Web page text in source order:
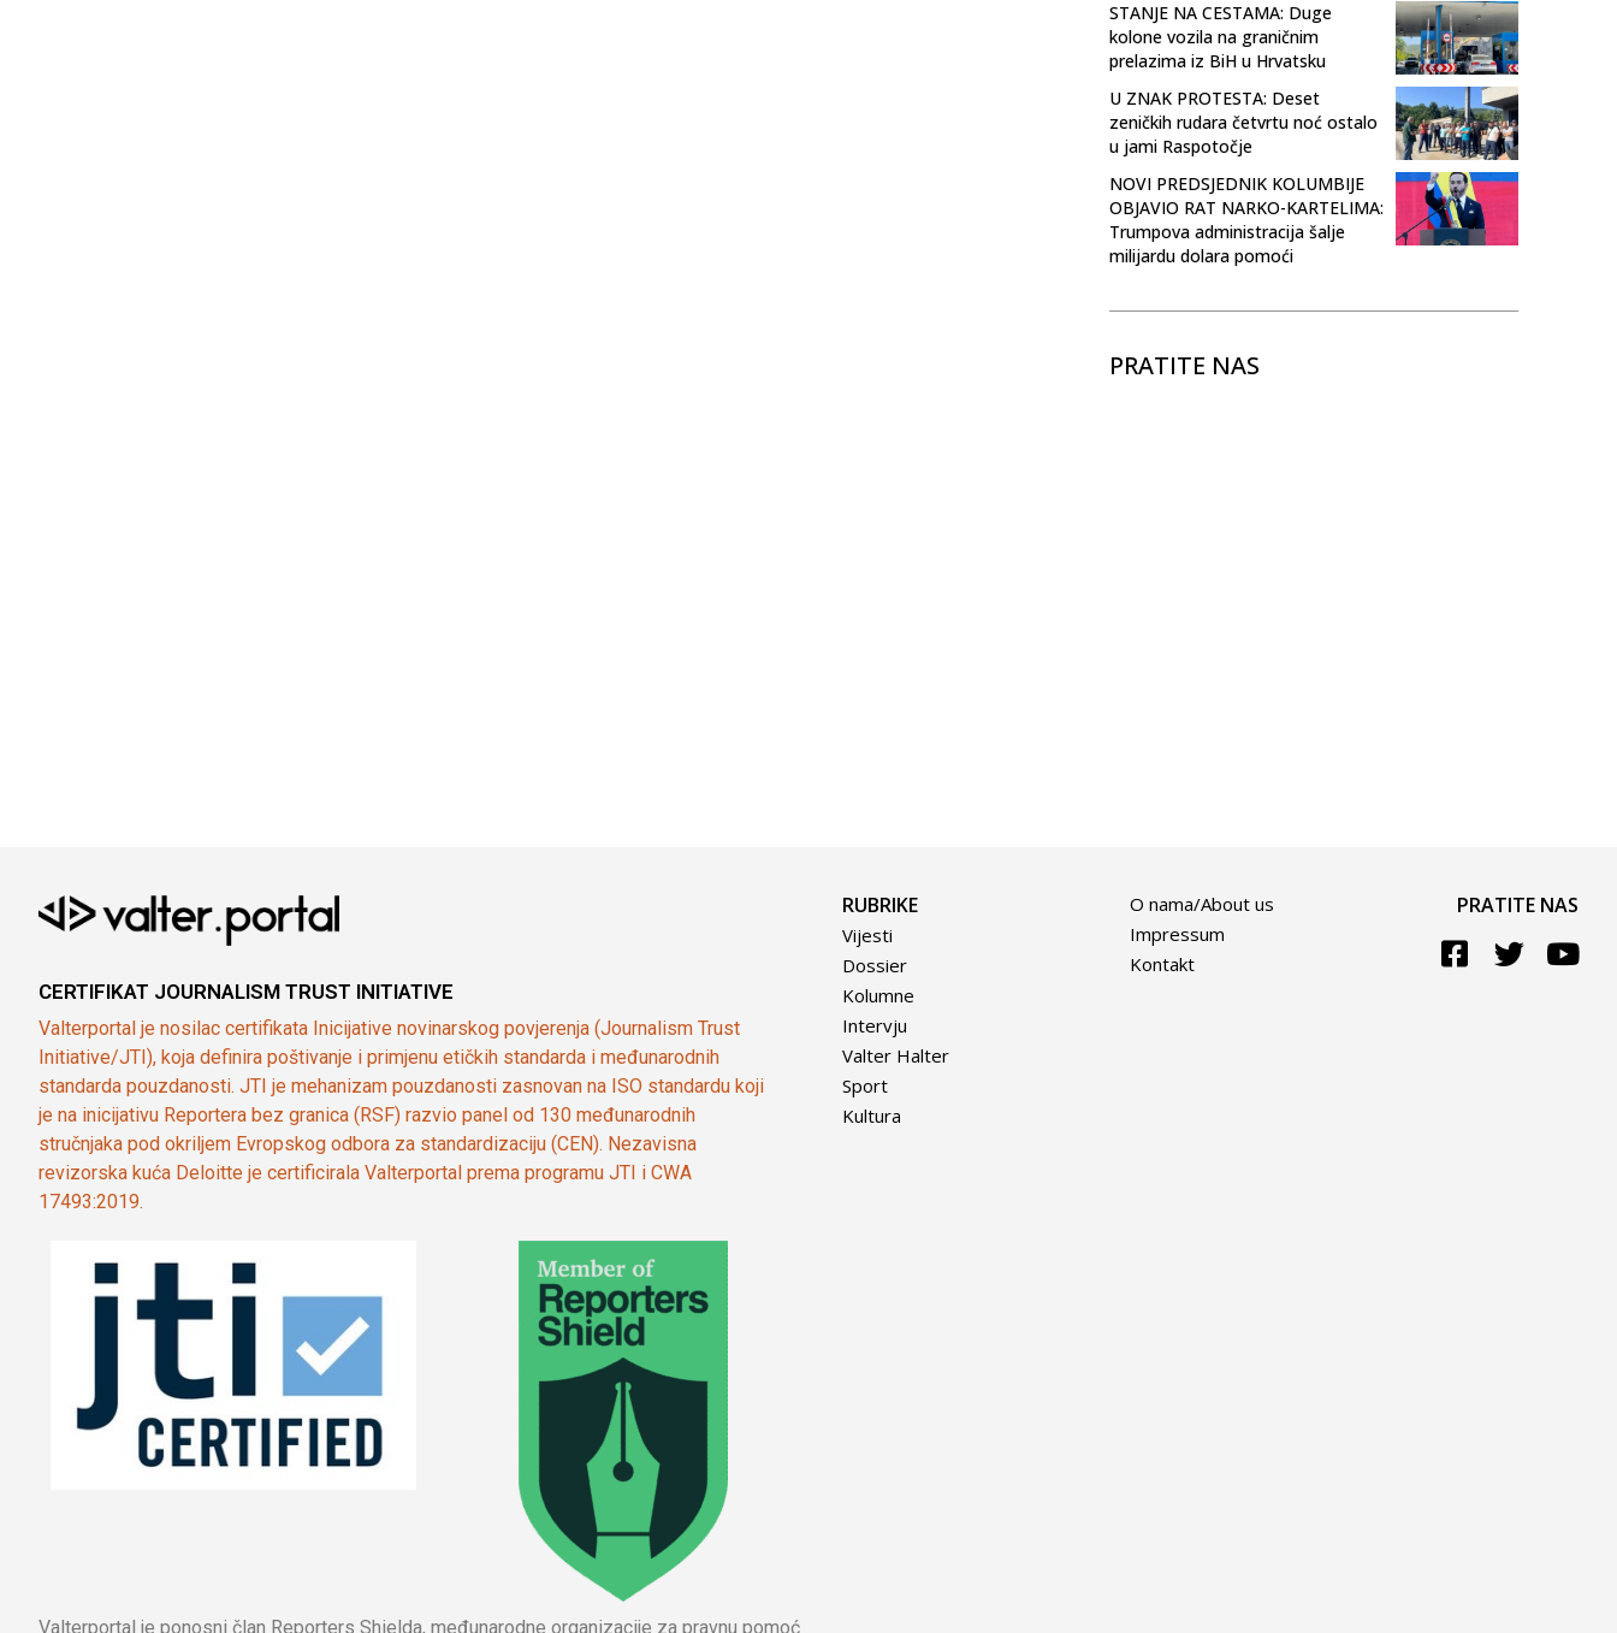
STANJE NA CESTAMA: Duge
kolone vozila na graničnim
prelazima iz BiH u Hrvatsku
U ZNAK PROTESTA: Deset
zeničkih rudara četvrtu noć ostalo
u jami Raspotočje
NOVI PREDSJEDNIK KOLUMBIJE
OBJAVIO RAT NARKO-KARTELIMA:
Trumpova administracija šalje
milijardu dolara pomoći
PRATITE NAS
CERTIFIKAT JOURNALISM TRUST INITIATIVE
Valterportal je nosilac certifikata Inicijative novinarskog povjerenja (Journalism Trust
Initiative/JTI), koja definira poštivanje i primjenu etičkih standarda i međunarodnih
standarda pouzdanosti. JTI je mehanizam pouzdanosti zasnovan na ISO standardu koji
je na inicijativu Reportera bez granica (RSF) razvio panel od 130 međunarodnih
stručnjaka pod okriljem Evropskog odbora za standardizaciju (CEN). Nezavisna
revizorska kuća Deloitte je certificirala Valterportal prema programu JTI i CWA
17493:2019.
Valterportal je ponosni član Reporters Shielda, međunarodne organizacije za pravnu pomoć
RUBRIKE
Vijesti
Dossier
Kolumne
Intervju
Valter Halter
Sport
Kultura
O nama/About us
Impressum
Kontakt
PRATITE NAS